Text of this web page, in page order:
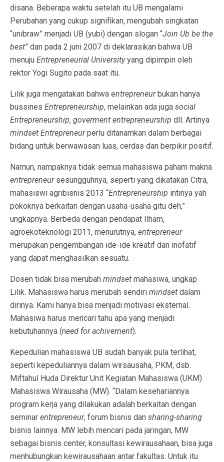
disana. Beberapa waktu setelah itu UB mengalami
Perubahan yang cukup signifikan, mengubah singkatan
“unibraw” menjadi UB (yubi) dengan slogan “Join Ub be the
best” dan pada 2 juni 2007 di deklarasikan bahwa UB
menuju Entrepreneurial Universityyang dipimpin oleh
rektor Yogi Sugito pada saat itu.
Lilik juga mengatakan bahwa entrepreneurbukan hanya
bussines Entrepreneurship, melainkan ada juga social
Entrepreneurship, goverment entrepreneurship dll. Artinya
mindset Entrepreneurperlu ditanamkan dalam berbagai
bidang untuk berwawasan luas, cerdas dan berpikir positif.
Namun, nampaknya tidak semua mahasiswa paham makna
entrepreneursesungguhnya, seperti yang dikatakan Citra,
mahasiswi agribisnis 2013 “Entrepreneurship intinya yah
pokoknya berkaitan dengan usaha-usaha gitu deh,”
ungkapnya. Berbeda dengan pendapat Ilham,
agroekoteknologi 2011, menurutnya, entrepreneur
merupakan pengembangan ide-ide kreatif dan inofatif
yang dapat menghasilkan sesuatu.
Dosen tidak bisa merubah mindset mahasiwa, ungkap
Lilik. Mahasiswa harus merubah sendiri mindset dalam
dirinya. Kami hanya bisa menjadi motivasi eksternal.
Mahasiwa harus mencari tahu apa yang menjadi
kebutuhannya (need for achivement).
Kepedulian mahasiswa UB sudah banyak pula terlihat,
seperti kepeduliannya dalam wirsausaha, PKM, dsb.
Miftahul Huda Direktur Unit Kegiatan Mahasiswa (UKM)
Mahasiswa Wirausaha (MW). “Dalam kesehariannya
program kerja yang dilakukan adalah berkaitan dengan
seminar entrepreneur, forum bisnis dan sharing-sharing
bisnis lainnya. MW lebih mencari pada jaringan, MW
sebagai bisnis center, konsultasi kewirausahaan, bisa juga
menhubungkan kewirausahaan antar fakultas. Untuk itu